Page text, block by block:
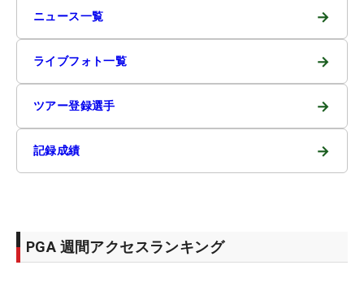
ニュース一覧 →
ライブフォト一覧 →
ツアー登録選手 →
記録成績 →
PGA 週間アクセスランキング